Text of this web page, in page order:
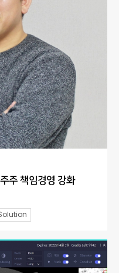
주 책임경영 강화